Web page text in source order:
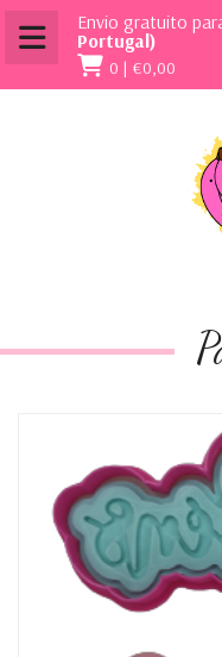
Envio gratuito
Portugal)
0 | €0,00